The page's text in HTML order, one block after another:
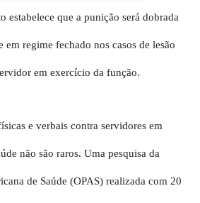
estabelece que a punição será dobrada
regime fechado nos casos de lesão
em exercício da função.
e verbais contra servidores em
não são raros. Uma pesquisa da
de Saúde (OPAS) realizada com 20